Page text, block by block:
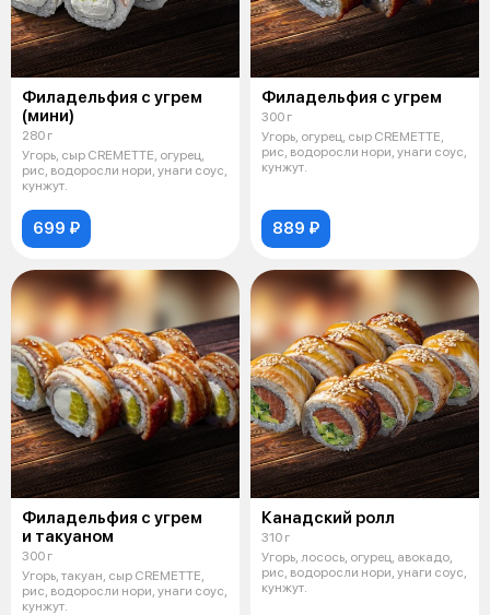
Филадельфия с угрем
(мини)
280 г
Угорь, сыр CREMETTE, огурец,
рис, водоросли нори, унаги соус,
кунжут.
699 ₽
Филадельфия с угрем
300 г
Угорь, огурец, сыр CREMETTE,
рис, водоросли нори, унаги соус,
кунжут.
889 ₽
Филадельфия с угрем
и такуаном
300 г
Угорь, такуан, сыр CREMETTE,
рис, водоросли нори, унаги соус,
кунжут.
Канадский ролл
310 г
Угорь, лосось, огурец, авокадо,
рис, водоросли нори, унаги соус,
кунжут.